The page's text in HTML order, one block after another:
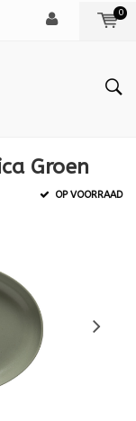
0
Groen
OP VOORRAAD